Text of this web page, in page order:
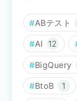
ABテスト
AI 12
BigQuery
BtoB 1